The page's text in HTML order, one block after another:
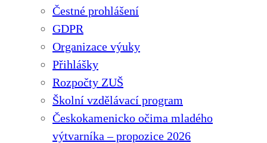
Čestné prohlášení
GDPR
Organizace výuky
Přihlášky
Rozpočty ZUŠ
Školní vzdělávací program
Českokamenicko očima mladého
výtvarníka – propozice 2026